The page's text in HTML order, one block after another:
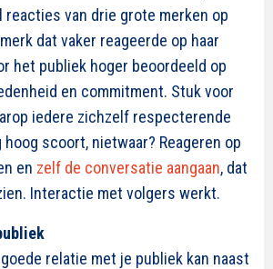
reacties van drie grote merken op
dat vaker reageerde op haar
het publiek hoger beoordeeld op
en commitment. Stuk voor
iedere zichzelf respecterende
scoort, nietwaar? Reageren op
en zelf de conversatie aangaan, dat
Interactie met volgers werkt.
relatie met je publiek kan naast